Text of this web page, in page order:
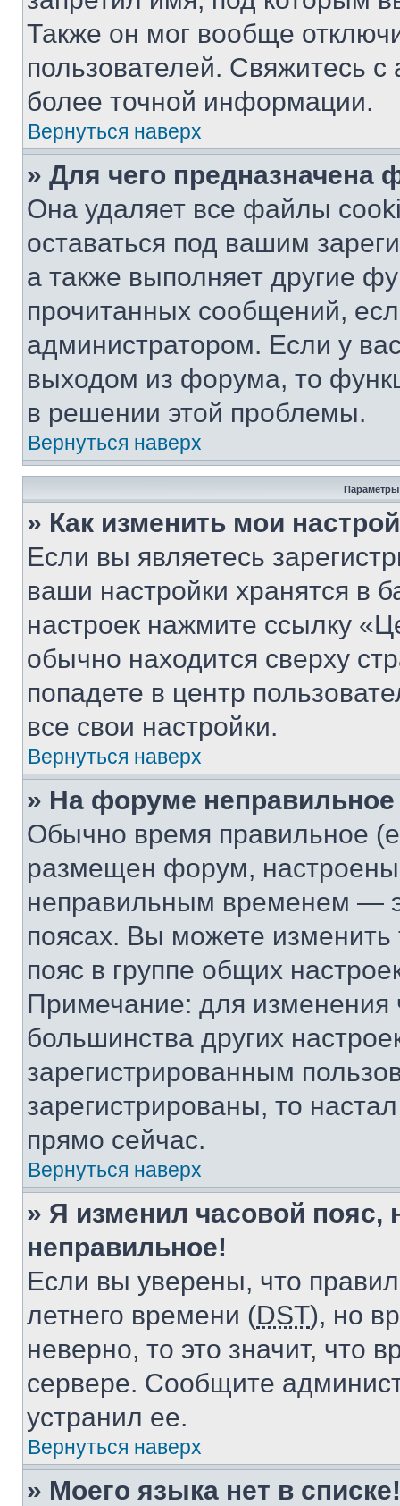
Также он мог вообще
пользователей. Свяжитесь
более точной информации.
Вернуться наверх
» Для чего предназначена
Она удаляет все файлы
оставаться под вашим
а также выполняет другие
прочитанных сообщений,
администратором. Если у
выходом из форума, то
в решении этой проблемы.
Вернуться наверх
Параметры
» Как изменить мои
Если вы являетесь
ваши настройки хранятся в
настроек нажмите ссылку
обычно находится сверху
попадете в центр
все свои настройки.
Вернуться наверх
» На форуме
Обычно время правильное
размещен форум, настроены
неправильным временем —
поясах. Вы можете изменить
пояс в группе общих
Примечание: для изменения
большинства других
зарегистрированным
зарегистрированы, то
прямо сейчас.
Вернуться наверх
» Я изменил часовой пояс,
неправильное!
Если вы уверены, что
летнего времени (DST), но
неверно, то это значит, что
сервере. Сообщите
устранил ее.
Вернуться наверх
» Моего языка нет в списке!